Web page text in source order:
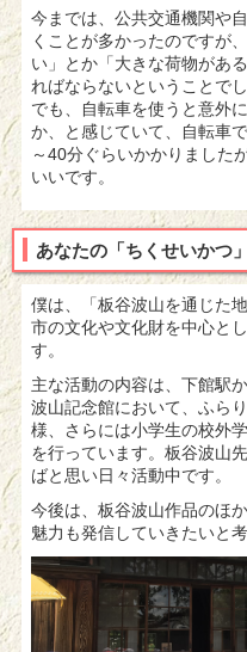
今までは、公共交通機関や
くことが多かったのですが
い」とか「大きな荷物があ
ればならないということでし
でも、自転車を使うと意外
か、と感じていて、自転車
～40分ぐらいかかりました
いいです。
あなたの「ちくせいかつ
僕は、「板谷波山を通じた
市の文化や文化財を中心と
す。
主な活動の内容は、下館駅
波山記念館において、ふら
様、さらには小学生の校外
を行っています。板谷波山
ばと思い日々活動中です。
今後は、板谷波山作品のほ
魅力も発信していきたいと